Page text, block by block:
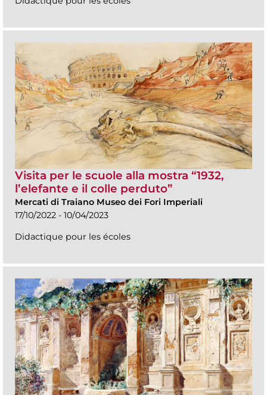
Visita per le scuole alla mostra “1932,
l’elefante e il colle perduto”
Mercati di Traiano Museo dei Fori Imperiali
17/10/2022 - 10/04/2023
Didactique pour les écoles